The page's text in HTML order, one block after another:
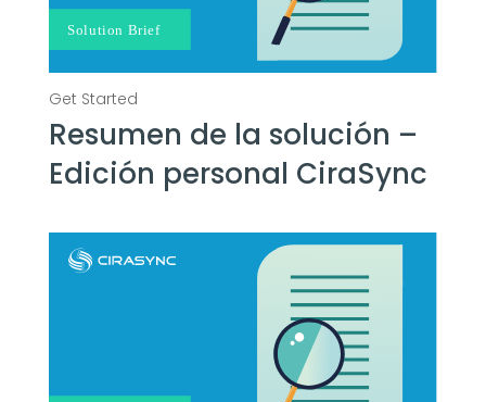
Resumen de la solución –
Edición personal CiraSync